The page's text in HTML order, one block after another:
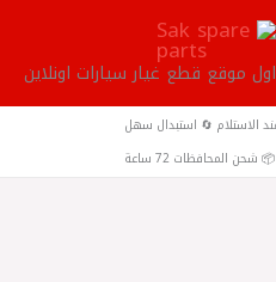
اول موقع قطع غيار سيارات اونلاين